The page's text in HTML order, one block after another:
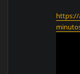
https://